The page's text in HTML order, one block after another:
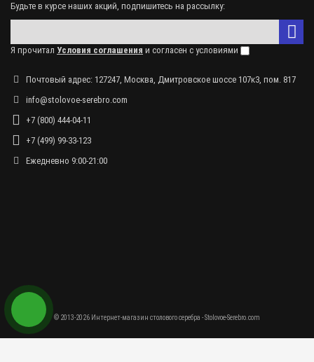
Будьте в курсе наших акций, подпишитесь на рассылку:
Я прочитал Условия соглашения и согласен с условиями
Почтовый адрес: 127247, Москва, Дмитровское шоссе 107к3, пом. 817
info@stolovoe-serebro.com
+7 (800) 444-04-11
+7 (499) 99-33-123
Ежедневно 9:00-21:00
© 2013-2026 Интернет-магазин столового серебра - Stolovoe-Serebro.com